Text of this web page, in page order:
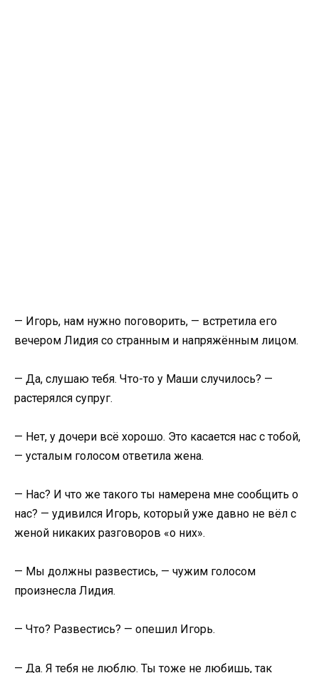
— Игорь, нам нужно поговорить, — встретила его
вечером Лидия со странным и напряжённым лицом.
— Да, слушаю тебя. Что-то у Маши случилось? —
растерялся супруг.
— Нет, у дочери всё хорошо. Это касается нас с тобой,
— усталым голосом ответила жена.
— Нас? И что же такого ты намерена мне сообщить о
нас? — удивился Игорь, который уже давно не вёл с
женой никаких разговоров «о них».
— Мы должны развестись, — чужим голосом
произнесла Лидия.
— Что? Развестись? — опешил Игорь.
— Да. Я тебя не люблю. Ты тоже не любишь, так